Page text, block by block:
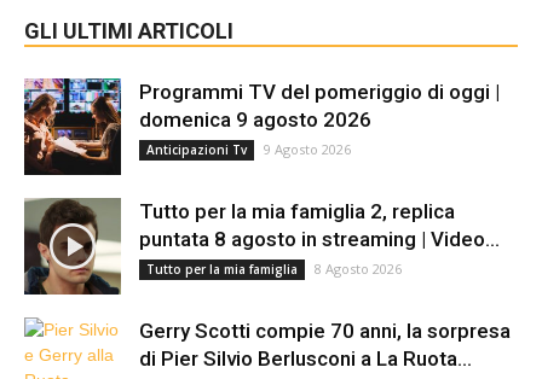
GLI ULTIMI ARTICOLI
Programmi TV del pomeriggio di oggi |
domenica 9 agosto 2026
Anticipazioni Tv 9 Agosto 2026
Tutto per la mia famiglia 2, replica
puntata 8 agosto in streaming | Video...
Tutto per la mia famiglia 8 Agosto 2026
Gerry Scotti compie 70 anni, la sorpresa
di Pier Silvio Berlusconi a La Ruota...